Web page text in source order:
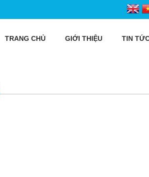
TRANG CHỦ GIỚI THIỆU TIN